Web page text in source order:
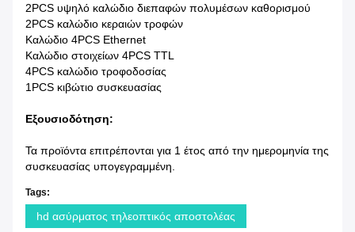
2PCS υψηλό καλώδιο διεπαφών πολυμέσων καθορισμού
2PCS καλώδιο κεραιών τροφών
Καλώδιο 4PCS Ethernet
Καλώδιο στοιχείων 4PCS TTL
4PCS καλώδιο τροφοδοσίας
1PCS κιβώτιο συσκευασίας
Εξουσιοδότηση:
Τα προϊόντα επιτρέπονται για 1 έτος από την ημερομηνία της
συσκευασίας υπογεγραμμένη.
Tags:
hd ασύρματος τηλεοπτικός αποστολέας